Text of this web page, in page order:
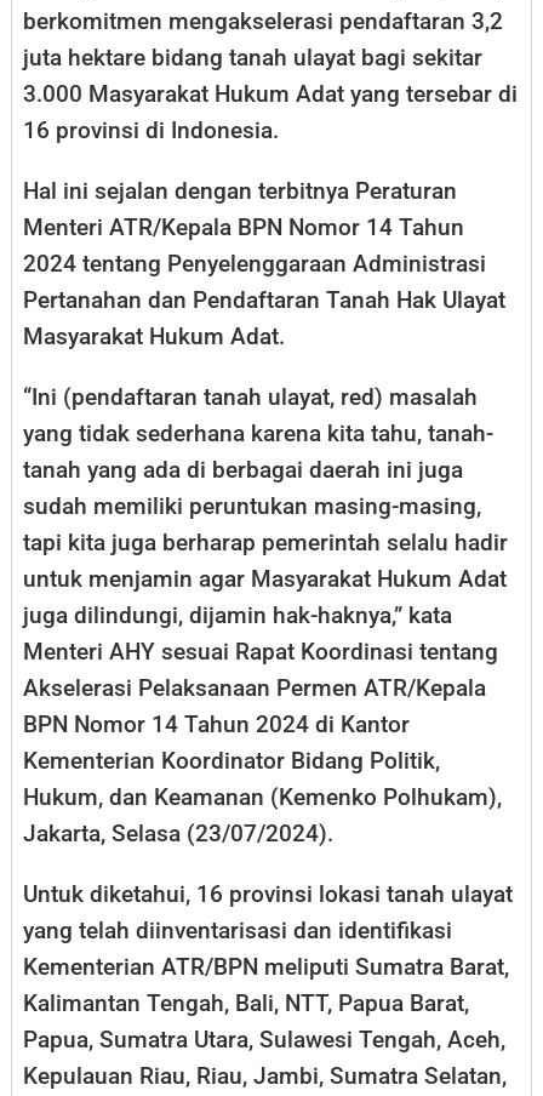
berkomitmen mengakselerasi pendaftaran 3,2
juta hektare bidang tanah ulayat bagi sekitar
3.000 Masyarakat Hukum Adat yang tersebar di
16 provinsi di Indonesia.
Hal ini sejalan dengan terbitnya Peraturan
Menteri ATR/Kepala BPN Nomor 14 Tahun
2024 tentang Penyelenggaraan Administrasi
Pertanahan dan Pendaftaran Tanah Hak Ulayat
Masyarakat Hukum Adat.
“Ini (pendaftaran tanah ulayat, red) masalah
yang tidak sederhana karena kita tahu, tanah-
tanah yang ada di berbagai daerah ini juga
sudah memiliki peruntukan masing-masing,
tapi kita juga berharap pemerintah selalu hadir
untuk menjamin agar Masyarakat Hukum Adat
juga dilindungi, dijamin hak-haknya,” kata
Menteri AHY sesuai Rapat Koordinasi tentang
Akselerasi Pelaksanaan Permen ATR/Kepala
BPN Nomor 14 Tahun 2024 di Kantor
Kementerian Koordinator Bidang Politik,
Hukum, dan Keamanan (Kemenko Polhukam),
Jakarta, Selasa (23/07/2024).
Untuk diketahui, 16 provinsi lokasi tanah ulayat
yang telah diinventarisasi dan identifikasi
Kementerian ATR/BPN meliputi Sumatra Barat,
Kalimantan Tengah, Bali, NTT, Papua Barat,
Papua, Sumatra Utara, Sulawesi Tengah, Aceh,
Kepulauan Riau, Riau, Jambi, Sumatra Selatan,